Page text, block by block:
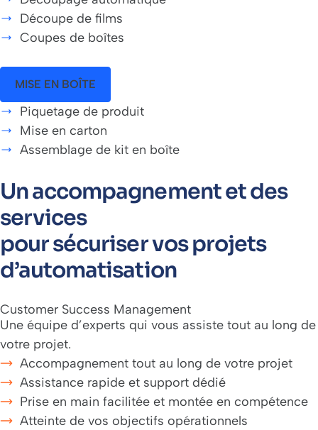
Découpe de films
Coupes de boîtes
MISE EN BOÎTE
Piquetage de produit
Mise en carton
Assemblage de kit en boîte
Un accompagnement et des
services
pour sécuriser vos projets
d’automatisation
Customer Success Management
Une équipe d’experts qui vous assiste tout au long de
votre projet.
Accompagnement tout au long de votre projet
Assistance rapide et support dédié
Prise en main facilitée et montée en compétence
Atteinte de vos objectifs opérationnels